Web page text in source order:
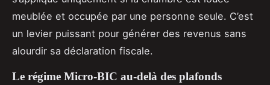
meublée et occupée par une personne seule. C’est
un levier puissant pour générer des revenus sans
alourdir sa déclaration fiscale.
Le régime Micro-BIC au-delà des plafonds